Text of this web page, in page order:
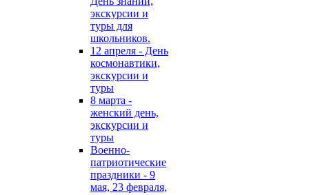
экскурсии и
туры для
школьников.
12 апреля - День
космонавтики,
экскурсии и
туры
8 марта -
женский день,
экскурсии и
туры
Военно-
патриотические
праздники - 9
мая, 23 февраля,